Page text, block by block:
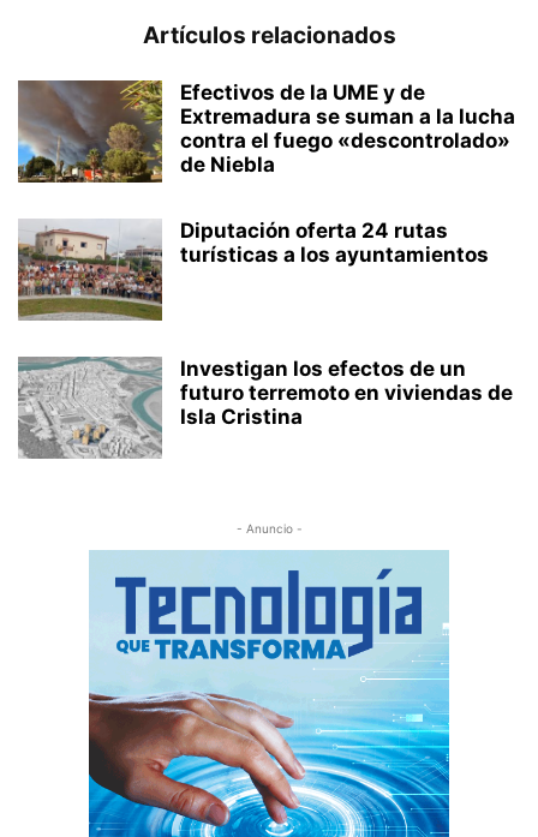
Artículos relacionados
Efectivos de la UME y de
Extremadura se suman a la lucha
contra el fuego «descontrolado»
de Niebla
Diputación oferta 24 rutas
turísticas a los ayuntamientos
Investigan los efectos de un
futuro terremoto en viviendas de
Isla Cristina
- Anuncio -